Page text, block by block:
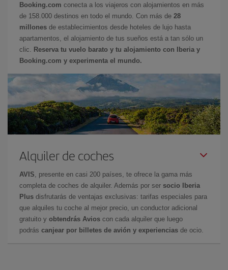
Booking.com conecta a los viajeros con alojamientos en más
de 158.000 destinos en todo el mundo. Con más de 28
millones de establecimientos desde hoteles de lujo hasta
apartamentos, el alojamiento de tus sueños está a tan sólo un
clic.
Reserva tu vuelo barato y tu alojamiento con Iberia y
Booking.com y experimenta el mundo.
Alquiler de coches
AVIS , presente en casi 200 países, te ofrece la gama más
completa de coches de alquiler. Además por ser socio Iberia
Plus disfrutarás de ventajas exclusivas: tarifas especiales para
que alquiles tu coche al mejor precio, un conductor adicional
gratuito y obtendrás Avios con cada alquiler que luego
podrás canjear por billetes de avión y experiencias de ocio.